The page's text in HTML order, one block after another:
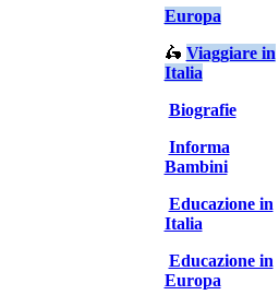
Europa
🛵 Viaggiare in
Italia
Biografie
Informa
Bambini
Educazione in
Italia
Educazione in
Europa